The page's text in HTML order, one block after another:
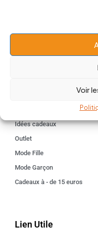
Voir
Boutique
Idées cadeaux
Outlet
Mode Fille
Mode Garçon
Cadeaux à - de 15 euros
Lien Utile